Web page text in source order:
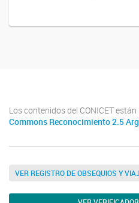
Los contenidos del CONICET
Commons Reconocimiento 2.5
VER REGISTRO DE OBSEQUIOS Y